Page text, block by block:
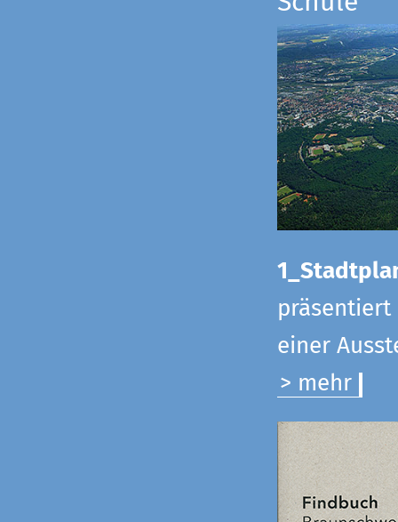
präsentiert
einer
> mehr